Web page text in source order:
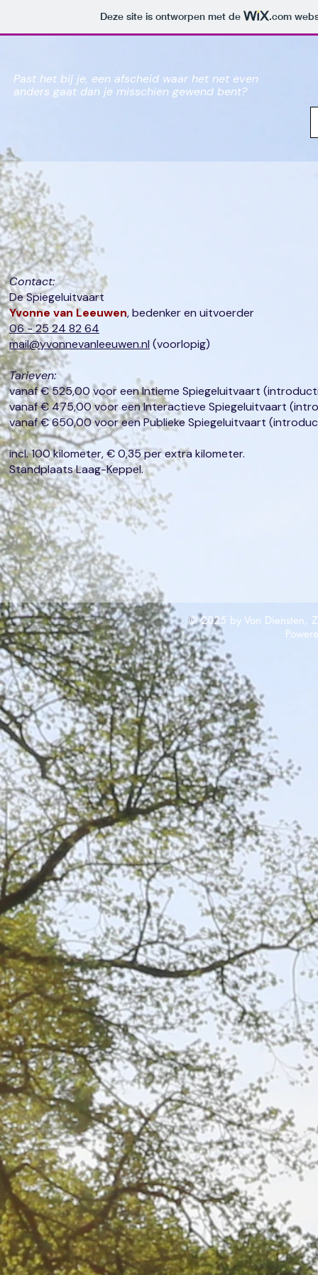
Deze site is ontworpen met de .com
Past het bij je, een afscheid waar het net even
anders gaat dan je misschien gewend bent?
Contact:
De Spiegeluitvaart
Yvonne van Leeuwen, bedenker en uitvoerder
06 - 25 24 82 64
mail@yvonnevanleeuwen.nl (voorlopig)
Tarieven:
vanaf € 525,00 voor een Intieme Spiegeluitvaart
vanaf € 475,00 voor een Interactieve Spiegeluitvaart
vanaf€ 650,00 voor een Publieke Spiegeluitvaart
incl. 100 kilometer, € 0,35 per extra kilometer.
Standplaats Laag-Keppel.
© 2025 by Von Diensten,